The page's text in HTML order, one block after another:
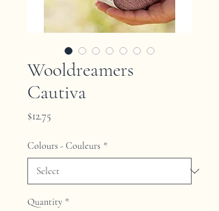
Wooldreamers
Cautiva
$12.75
Colours - Couleurs *
Quantity *